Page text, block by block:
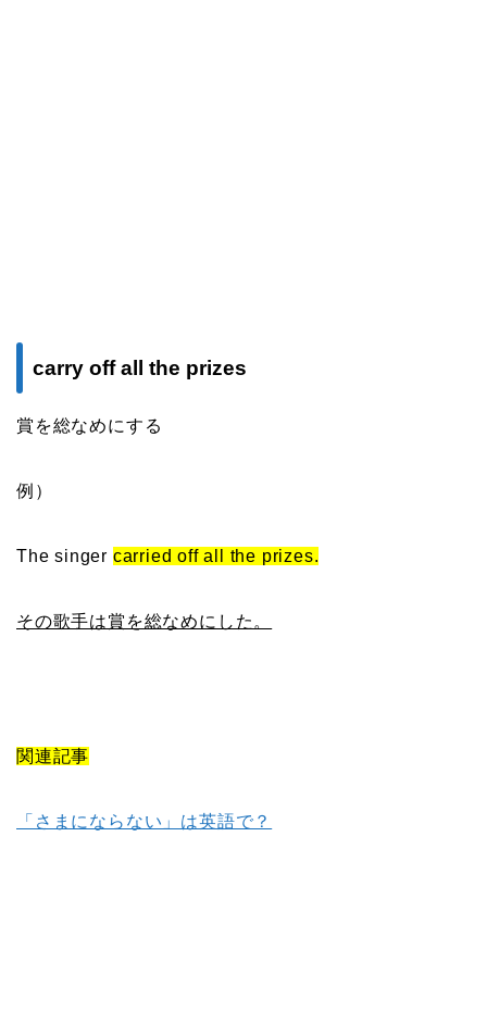
carry off all the prizes
賞を総なめにする
例）
The singer carried off all the prizes.
その歌手は賞を総なめにした。
関連記事
「さまにならない」は英語で？